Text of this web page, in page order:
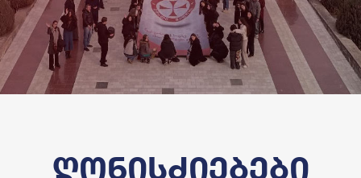
ღონისძიებები